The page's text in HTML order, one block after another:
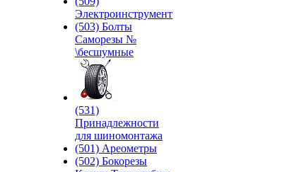
Электроинструмент
(503) Болты
Саморезы №
\бесшумные
(531)
Принадлежности
для шиномонтажа
(501) Ареометры
(502) Бокорезы